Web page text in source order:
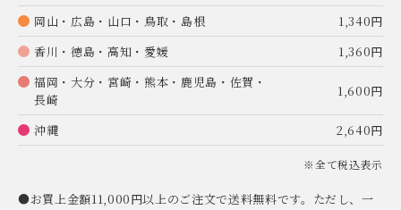
岡山・広島・山口・鳥取・島根
1,340円
香川・徳島・高知・愛媛
1,360円
福岡・大分・宮崎・熊本・鹿児島・佐賀・
長崎
1,600円
沖縄 2,640円
※全て税込表示
●お買上金額11,000円以上のご注文で送料無料です。ただし、一